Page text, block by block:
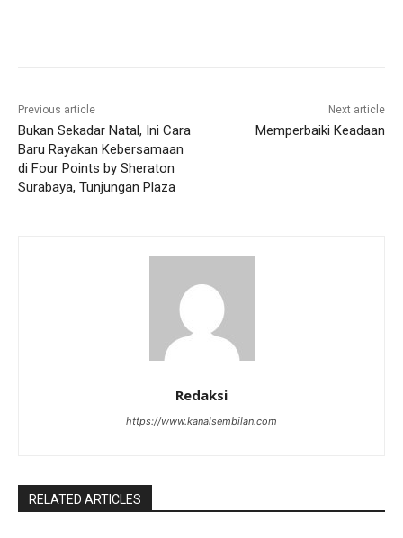
Previous article
Bukan Sekadar Natal, Ini Cara
Baru Rayakan Kebersamaan
di Four Points by Sheraton
Surabaya, Tunjungan Plaza
Next article
Memperbaiki Keadaan
Redaksi
https://www.kanalsembilan.com
RELATED ARTICLES